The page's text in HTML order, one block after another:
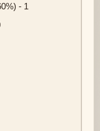
- 1